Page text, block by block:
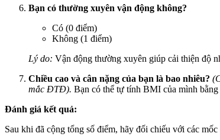
Bạn có thường xuyên vận động không?
Có (0 điểm)
Không (1 điểm)
Lý do: Vận động thường xuyên giúp cải thiện độ
Chiều cao và cân nặng của bạn là bao nhiêu?
mắc ĐTĐ). Bạn có thể tự tính BMI của mình
Đánh giá kết quả:
Sau khi đã cộng tổng số điểm, hãy đối chiếu với các